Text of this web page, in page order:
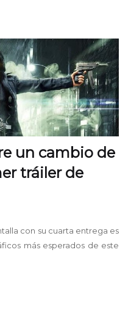
un cambio de
tráiler de
con su cuarta entrega es
más esperados de este